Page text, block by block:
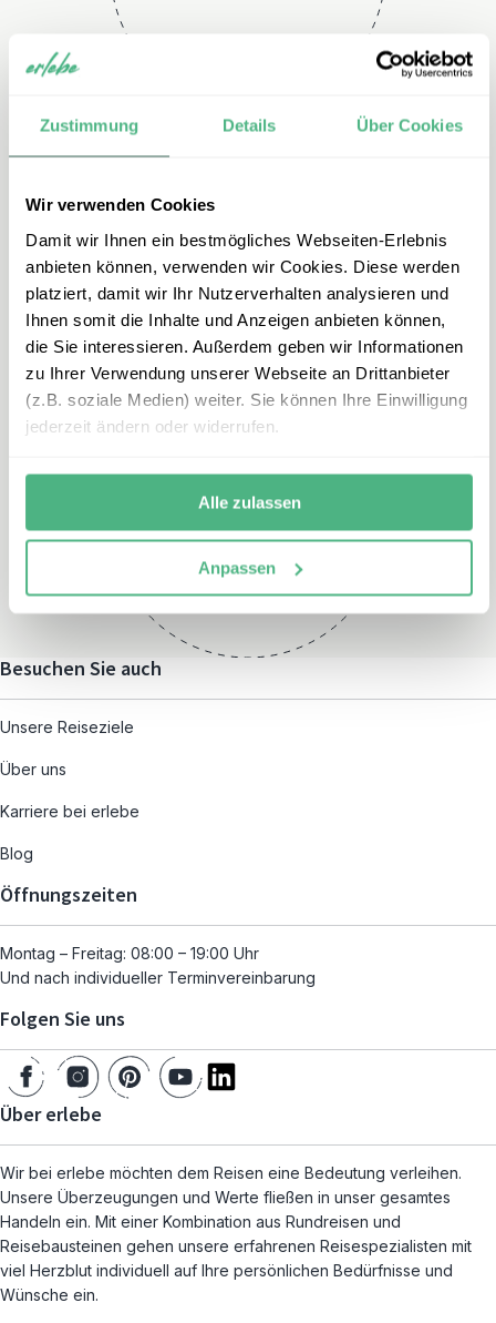
Zustimmung Details Über Cookies
Wir verwenden Cookies
Damit wir Ihnen ein bestmögliches Webseiten-Erlebnis
anbieten können, verwenden wir Cookies. Diese werden
platziert, damit wir Ihr Nutzerverhalten analysieren und
Ihnen somit die Inhalte und Anzeigen anbieten können,
die Sie interessieren. Außerdem geben wir Informationen
zu Ihrer Verwendung unserer Webseite an Drittanbieter
(z.B. soziale Medien) weiter. Sie können Ihre Einwilligung
jederzeit ändern oder widerrufen.
Alle zulassen
Anpassen
E-Mail
suedafrika@erlebe.de
Montag – Freitag:
und nach individueller
Terminvereinbarung
Besuchen Sie auch
Unsere Reiseziele
Über uns
Karriere bei erlebe
Blog
Öffnungszeiten
Montag – Freitag: 08:00 – 19:00 Uhr
Und nach individueller Terminvereinbarung
Folgen Sie uns
Über erlebe
Wir bei erlebe möchten dem Reisen eine Bedeutung verleihen.
Unsere Überzeugungen und Werte fließen in unser gesamtes
Handeln ein. Mit einer Kombination aus Rundreisen und
Reisebausteinen gehen unsere erfahrenen Reisespezialisten mit
viel Herzblut individuell auf Ihre persönlichen Bedürfnisse und
Wünsche ein.